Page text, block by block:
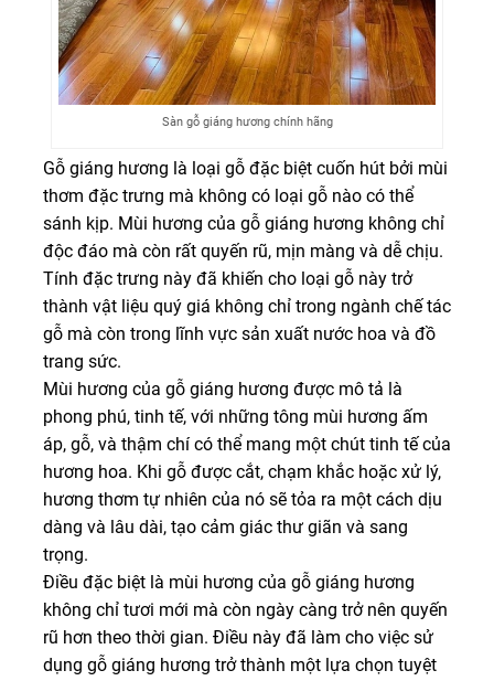
Sàn gỗ giáng hương chính hãng
Gỗ giáng hương là loại gỗ đặc biệt cuốn hút bởi mùi
thơm đặc trưng mà không có loại gỗ nào có thể
sánh kịp. Mùi hương của gỗ giáng hương không chỉ
độc đáo mà còn rất quyến rũ, mịn màng và dễ chịu.
Tính đặc trưng này đã khiến cho loại gỗ này trở
thành vật liệu quý giá không chỉ trong ngành chế tác
gỗ mà còn trong lĩnh vực sản xuất nước hoa và đồ
trang sức.
Mùi hương của gỗ giáng hương được mô tả là
phong phú, tinh tế, với những tông mùi hương ấm
áp, gỗ, và thậm chí có thể mang một chút tinh tế của
hương hoa. Khi gỗ được cắt, chạm khắc hoặc xử lý,
hương thơm tự nhiên của nó sẽ tỏa ra một cách dịu
dàng và lâu dài, tạo cảm giác thư giãn và sang
trọng.
Điều đặc biệt là mùi hương của gỗ giáng hương
không chỉ tươi mới mà còn ngày càng trở nên quyến
rũ hơn theo thời gian. Điều này đã làm cho việc sử
dụng gỗ giáng hương trở thành một lựa chọn tuyệt